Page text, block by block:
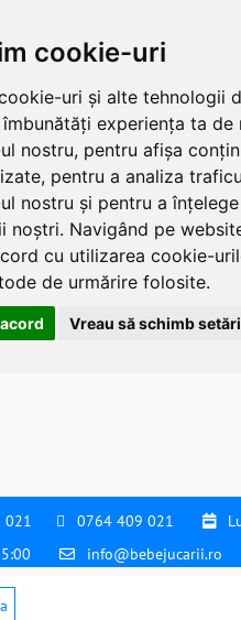
cookie-uri
uri și alte tehnologii
experiența ta de
nostru, pentru afișa
pentru a analiza
nostru și pentru a
noștri. Navigând pe
cu utilizarea cookie-
de urmărire folosite.
Vreau să schimb
021 0764 409 021
info@bebejucarii.ro